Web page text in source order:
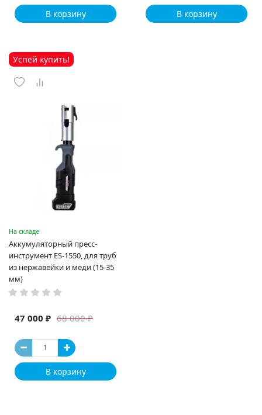
В корзину В корзину
Успей купить!
На складе
Аккумуляторный пресс-
инструмент ES-1550, для труб
из нержавейки и меди (15-35
мм)
68 000 ₽
47 000 ₽
В корзину